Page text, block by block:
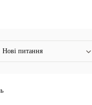
Нові питання